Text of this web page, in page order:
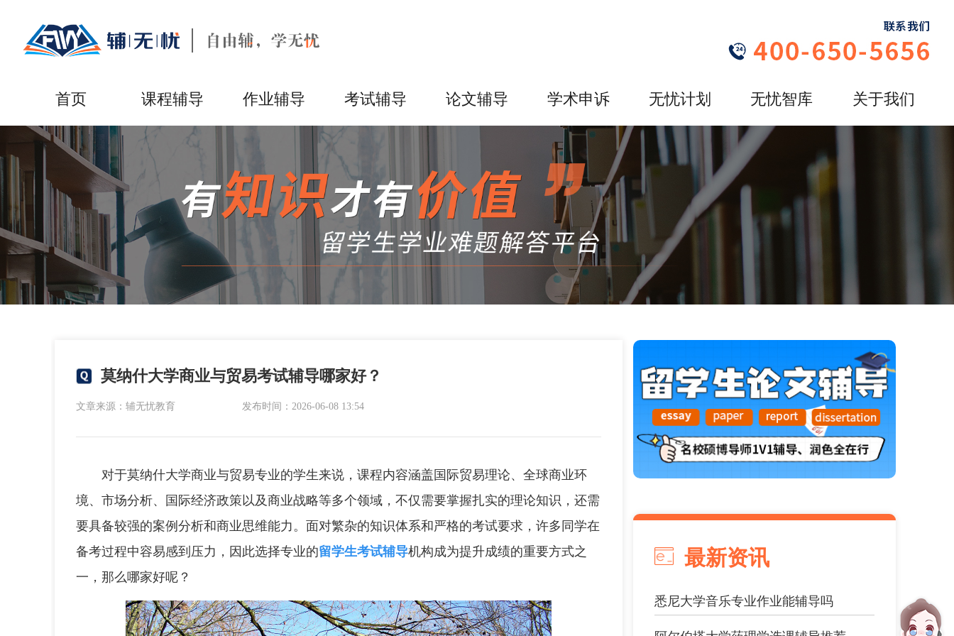
首页 课程辅导 作业辅导 考试辅导 论文辅导 学术申诉 无忧计划 无忧智库 关于我们
莫纳什大学商业与贸易考试辅导哪家好？
文章来源：辅无忧教育 发布时间：2026-06-08 13:54
对于莫纳什大学商业与贸易专业的学生来说，课程内容涵盖国际贸易理论、全球商业环
境、市场分析、国际经济政策以及商业战略等多个领域，不仅需要掌握扎实的理论知识，还需
要具备较强的案例分析和商业思维能力。面对繁杂的知识体系和严格的考试要求，许多同学在
备考过程中容易感到压力，因此选择专业的留学生考试辅导机构成为提升成绩的重要方式之
一，那么哪家好呢？
最新资讯
悉尼大学音乐专业作业能辅导吗